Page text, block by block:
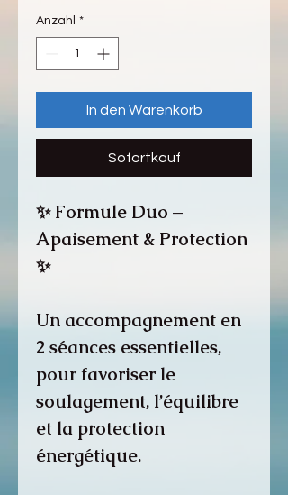
Anzahl *
In den Warenkorb
Sofortkauf
✨ Formule Duo –
Apaisement & Protection
✨
Un accompagnement en
2 séances essentielles,
pour favoriser le
soulagement, l’équilibre
et la protection
énergétique.